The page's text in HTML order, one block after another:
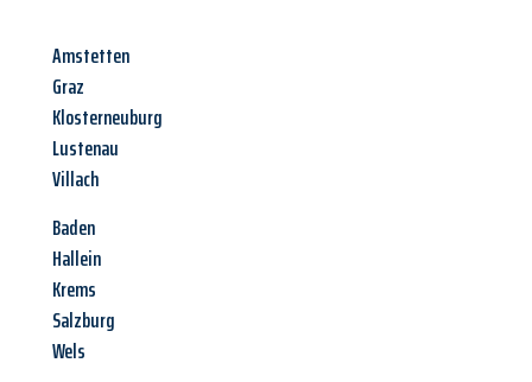
Amstetten
Graz
Klosterneuburg
Lustenau
Villach
Baden
Hallein
Krems
Salzburg
Wels